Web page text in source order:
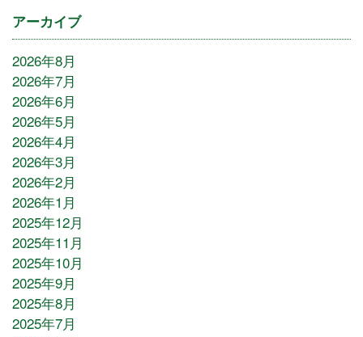
アーカイブ
2026年8月
2026年7月
2026年6月
2026年5月
2026年4月
2026年3月
2026年2月
2026年1月
2025年12月
2025年11月
2025年10月
2025年9月
2025年8月
2025年7月